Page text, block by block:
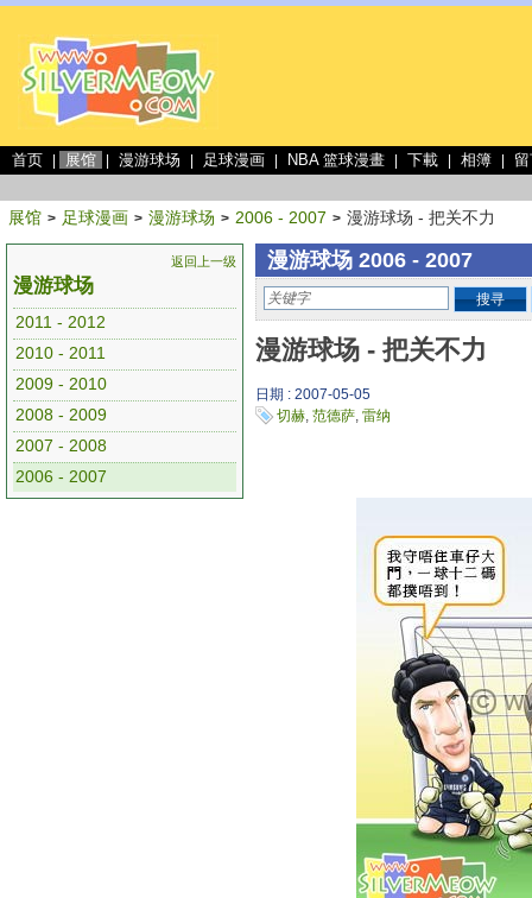
首页 展馆 漫游球场 足球漫画 NBA 篮球漫畫 下載 相簿
展馆 > 足球漫画 > 漫游球场 > 2006 - 2007 > 漫游球场 - 把关不力
返回上一级
漫游球场
2011 - 2012
2010 - 2011
2009 - 2010
2008 - 2009
2007 - 2008
2006 - 2007
漫游球场 2006 - 2007
搜寻
漫游球场 - 把关不力
日期 : 2007-05-05
切赫, 范德萨, 雷纳